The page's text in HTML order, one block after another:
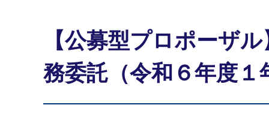
【公募型プロポーザ
務委託（令和６年度１